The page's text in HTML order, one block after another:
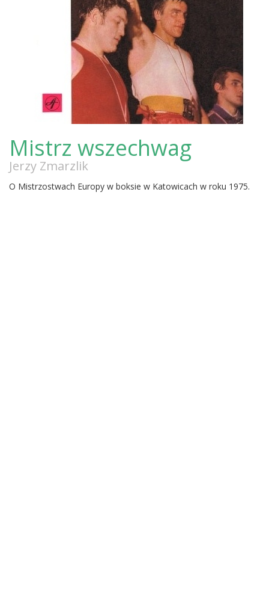
Mistrz wszechwag
Jerzy Zmarzlik
O Mistrzostwach Europy w boksie w Katowicach w roku 1975.